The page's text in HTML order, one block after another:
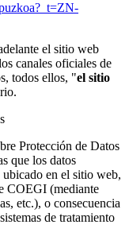
el sitio web
canales oficiales de
todos ellos, "el sitio
Protección de Datos
que los datos
en el sitio web,
COEGI (mediante
etc.), o consecuencia
de tratamiento